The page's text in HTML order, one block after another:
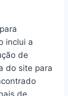
inclui a
de
do site para
de